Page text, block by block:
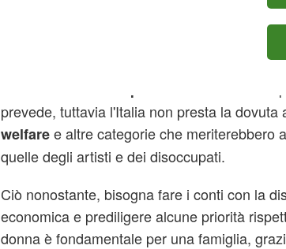
prevede, tuttavia l'Italia non presta la dovuta
welfaree altre categorie che meriterebbero
quelle degli artisti e dei disoccupati.
Ciò nonostante, bisogna fare i conti con la
economica e prediligere alcune priorità
donna è fondamentale per una famiglia,